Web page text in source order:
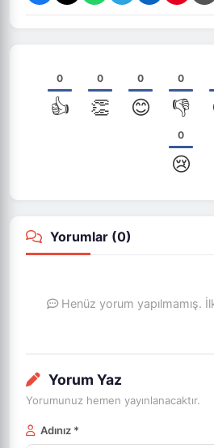
0
👍
0
👏
0
😊
0
👎
0
😢
Yorumlar (0)
Henüz yorum yapılmamış.
Yorum Yaz
Yorumunuz hemen yayınlanacaktır.
Adınız *